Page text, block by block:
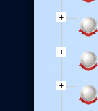
+
+
+